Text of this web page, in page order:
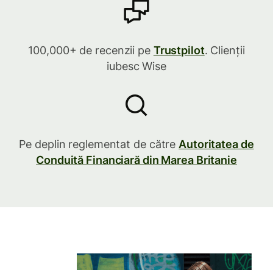
100,000+ de recenzii pe Trustpilot. Clienții
iubesc Wise
Pe deplin reglementat de către Autoritatea de
Conduită Financiară din Marea Britanie